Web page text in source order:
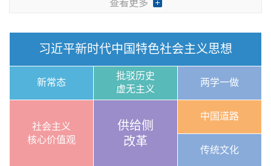
查看更多
习近平新时代中国特色社会主义思想
新常态
批驳历史
虚无主义
两学一做
社会主义
核心价值观
供给侧
改革
中国道路
传统文化